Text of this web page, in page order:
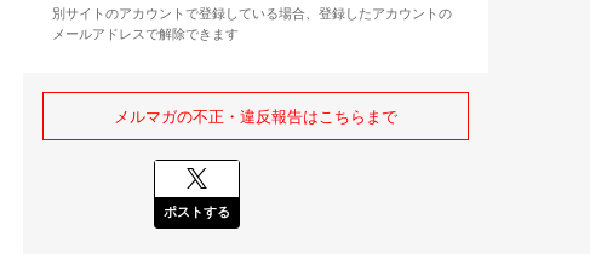
別サイトのアカウントで登録している場合、登録したアカウントの
メールアドレスで解除できます
メルマガの不正・違反報告はこちらまで
ポストする